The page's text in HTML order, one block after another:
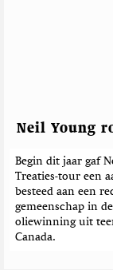
Neil Young
Begin dit jaar gaf
Treaties-tour een
besteed aan een
gemeenschap in
oliewinning uit
Canada.